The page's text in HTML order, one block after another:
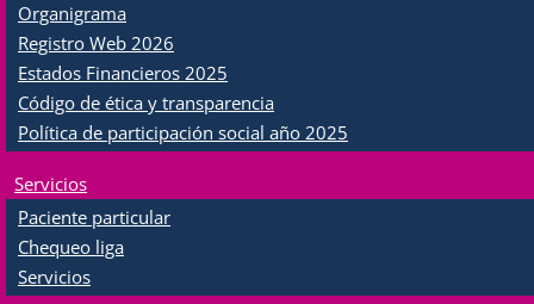
Organigrama
Registro Web 2026
Estados Financieros 2025
Código de ética y transparencia
Política de participación social año 2025
Servicios
Paciente particular
Chequeo liga
Servicios
Facebook
Twitter WhatsApp
Share
Archivos
boletín lavado de manos
liga
2.63Mb